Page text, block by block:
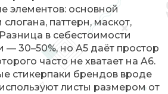
элементов: основной
паттерн, маскот,
в себестоимости
30–50%, но A5 даёт простор
часто не хватает на A6.
стикерпаки брендов вроде
листы размером от